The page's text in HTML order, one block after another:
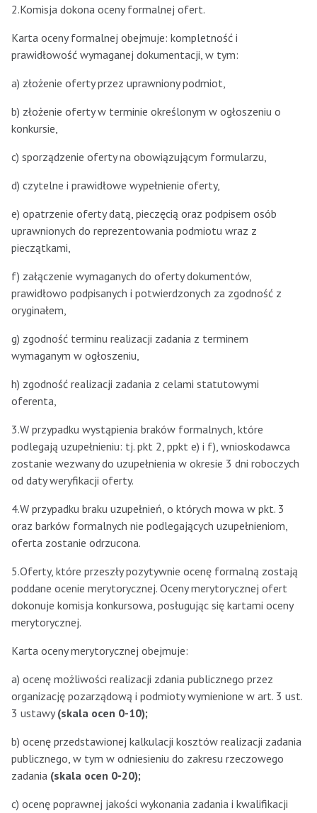
2.Komisja dokona oceny formalnej ofert.
Karta oceny formalnej obejmuje: kompletność i
prawidłowość wymaganej dokumentacji, w tym:
a) złożenie oferty przez uprawniony podmiot,
b) złożenie oferty w terminie określonym w ogłoszeniu o
konkursie,
c) sporządzenie oferty na obowiązującym formularzu,
d) czytelne i prawidłowe wypełnienie oferty,
e) opatrzenie oferty datą, pieczęcią oraz podpisem osób
uprawnionych do reprezentowania podmiotu wraz z
pieczątkami,
f) załączenie wymaganych do oferty dokumentów,
prawidłowo podpisanych i potwierdzonych za zgodność z
oryginałem,
g) zgodność terminu realizacji zadania z terminem
wymaganym w ogłoszeniu,
h) zgodność realizacji zadania z celami statutowymi
oferenta,
3.W przypadku wystąpienia braków formalnych, które
podlegają uzupełnieniu: tj. pkt 2, ppkt e) i f), wnioskodawca
zostanie wezwany do uzupełnienia w okresie 3 dni roboczych
od daty weryfikacji oferty.
4.W przypadku braku uzupełnień, o których mowa w pkt. 3
oraz barków formalnych nie podlegających uzupełnieniom,
oferta zostanie odrzucona.
5.Oferty, które przeszły pozytywnie ocenę formalną zostają
poddane ocenie merytorycznej. Oceny merytorycznej ofert
dokonuje komisja konkursowa, posługując się kartami oceny
merytorycznej.
Karta oceny merytorycznej obejmuje:
a) ocenę możliwości realizacji zdania publicznego przez
organizację pozarządową i podmioty wymienione w art. 3 ust.
3 ustawy(skala ocen 0-10);
b) ocenę przedstawionej kalkulacji kosztów realizacji zadania
publicznego, w tym w odniesieniu do zakresu rzeczowego
zadania (skala ocen 0-20);
c) ocenę poprawnej jakości wykonania zadania i kwalifikacji